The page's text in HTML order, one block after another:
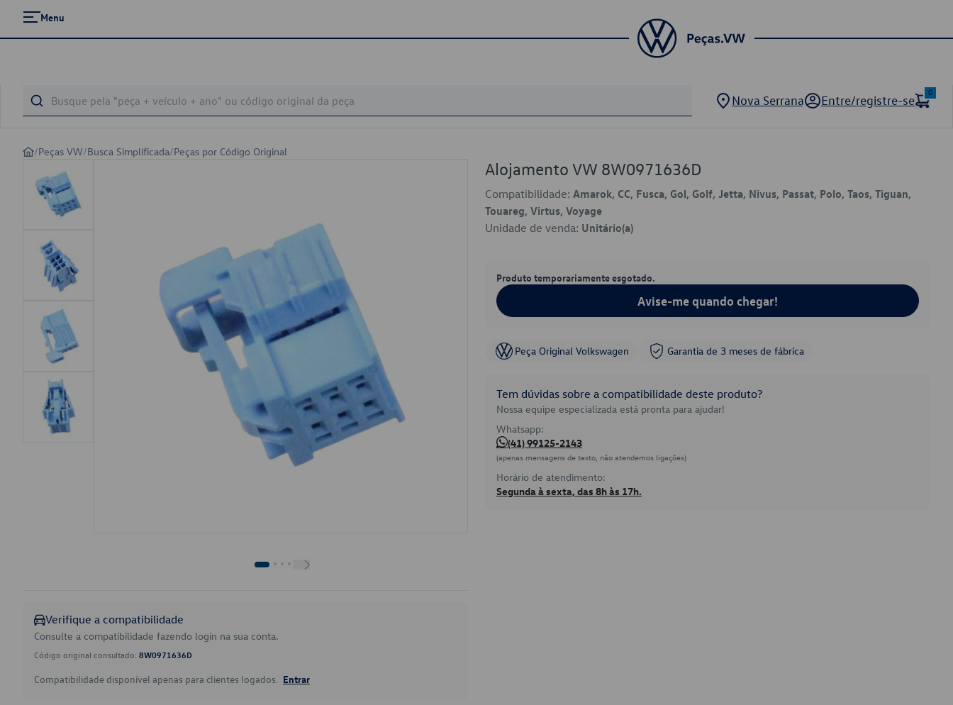
Menu
Nova Serrana Entre/registre-se
0
/Peças VW/Busca Simplificada/Peças por Código Original
Verifique a compatibilidade
Consulte a compatibilidade fazendo login na sua conta.
Código original consultado: 8W0971636D
Compatibilidade disponível apenas para clientes logados. Entrar
Alojamento VW 8W0971636D
Compatibilidade: Amarok, CC, Fusca, Gol, Golf, Jetta, Nivus, Passat, Polo, Taos, Tiguan,
Touareg, Virtus, Voyage
Unidade de venda: Unitário(a)
Produto temporariamente esgotado.
Avise-me quando chegar!
Peça Original Volkswagen Garantia de 3 meses de fábrica
Tem dúvidas sobre a compatibilidade deste produto?
Nossa equipe especializada está pronta para ajudar!
Whatsapp:
(41) 99125-2143
(apenas mensagens de texto, não atendemos ligações)
Horário de atendimento:
Segunda à sexta, das 8h às 17h.